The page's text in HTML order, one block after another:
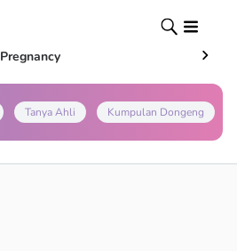
Pregnancy
Tanya Ahli Kumpulan Dongeng